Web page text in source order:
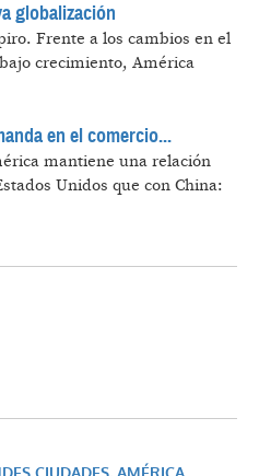
globalización
Frente a los cambios en el
crecimiento, América
en el comercio...
mantiene una relación
Unidos que con China: